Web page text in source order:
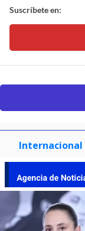
Suscríbete en:
Internacional